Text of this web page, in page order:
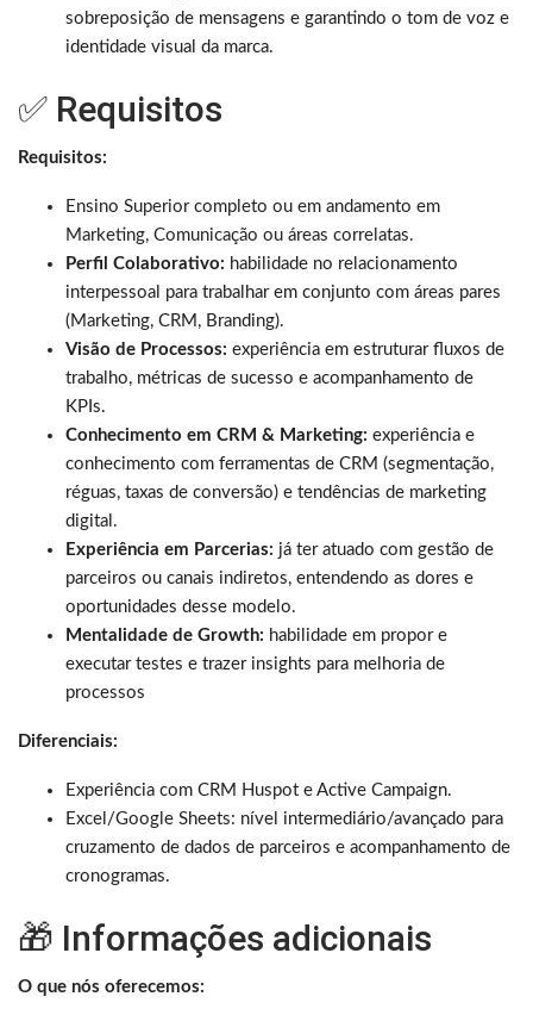
sobreposição de mensagens e garantindo o tom de voz e
identidade visual da marca.
✅ Requisitos
Requisitos:
Ensino Superior completo ou em andamento em
Marketing, Comunicação ou áreas correlatas.
Perfil Colaborativo: habilidade no relacionamento
interpessoal para trabalhar em conjunto com áreas pares
(Marketing, CRM, Branding).
Visão de Processos: experiência em estruturar fluxos de
trabalho, métricas de sucesso e acompanhamento de
KPIs.
Conhecimento em CRM & Marketing: experiência e
conhecimento com ferramentas de CRM (segmentação,
réguas, taxas de conversão) e tendências de marketing
digital.
Experiência em Parcerias: já ter atuado com gestão de
parceiros ou canais indiretos, entendendo as dores e
oportunidades desse modelo.
Mentalidade de Growth: habilidade em propor e
executar testes e trazer insights para melhoria de
processos
Diferenciais:
Experiência com CRM Huspot e Active Campaign.
Excel/Google Sheets: nível intermediário/avançado para
cruzamento de dados de parceiros e acompanhamento de
cronogramas.
🎁 Informações adicionais
O que nós oferecemos: